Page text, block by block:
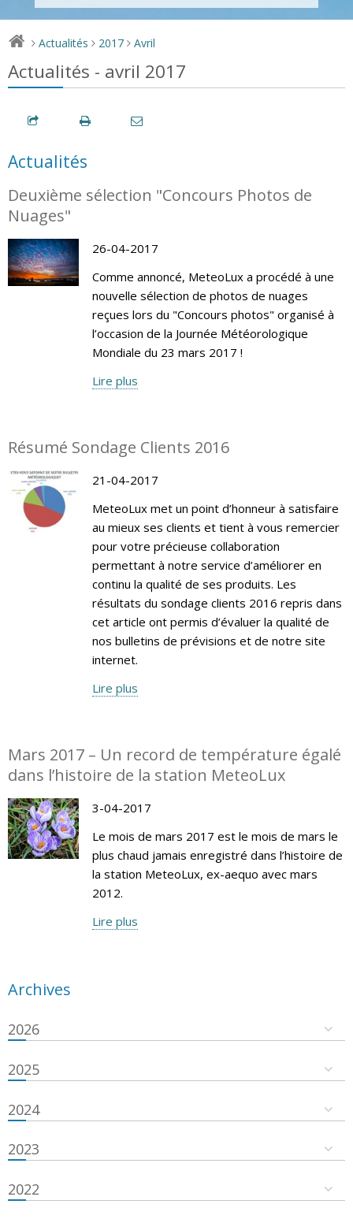
> Actualités > 2017 > Avril
Actualités - avril 2017
Actualités
Deuxième sélection "Concours Photos de
Nuages"
26-04-2017
Comme annoncé, MeteoLux a procédé à une
nouvelle sélection de photos de nuages
reçues lors du "Concours photos" organisé à
l’occasion de la Journée Météorologique
Mondiale du 23 mars 2017 !
Lire plus
Résumé Sondage Clients 2016
21-04-2017
MeteoLux met un point d’honneur à satisfaire
au mieux ses clients et tient à vous remercier
pour votre précieuse collaboration
permettant à notre service d’améliorer en
continu la qualité de ses produits. Les
résultats du sondage clients 2016 repris dans
cet article ont permis d’évaluer la qualité de
nos bulletins de prévisions et de notre site
internet.
Lire plus
Mars 2017 – Un record de température égalé
dans l’histoire de la station MeteoLux
3-04-2017
Le mois de mars 2017 est le mois de mars le
plus chaud jamais enregistré dans l’histoire de
la station MeteoLux, ex-aequo avec mars
2012.
Lire plus
Archives
2026
2025
2024
2023
2022